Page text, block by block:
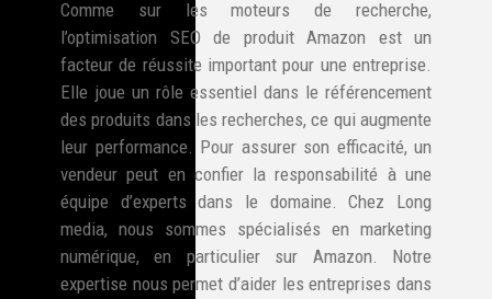
Comme sur les moteurs de recherche,
l’optimisation SEO de produit Amazon est un
facteur de réussite important pour une entreprise.
Elle joue un rôle essentiel dans le référencement
des produits dans les recherches, ce qui augmente
leur performance. Pour assurer son efficacité, un
vendeur peut en confier la responsabilité à une
équipe d’experts dans le domaine. Chez Long
media, nous sommes spécialisés en marketing
numérique, en particulier sur Amazon. Notre
expertise nous permet d’aider les entreprises dans